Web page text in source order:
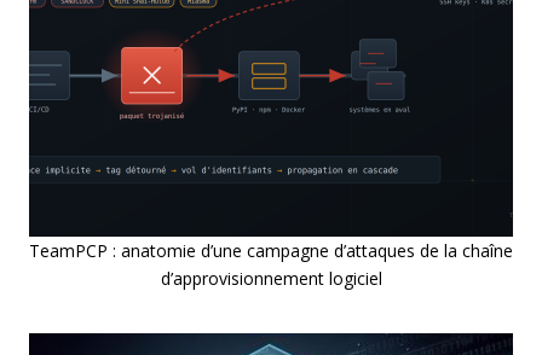
TeamPCP : anatomie d’une campagne d’attaques de la chaîne
d’approvisionnement logiciel